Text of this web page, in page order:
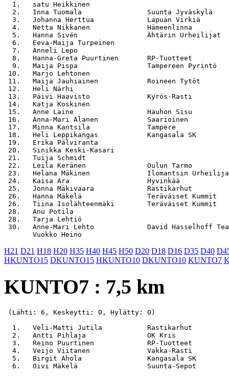
1.   satu Heikkinen
2.   Inna Tuomala                Suunta Jyväskylä
3.   Johanna Herttua             Lapuan Virkiä
4.   Netta Nikkanen              Hämeenlinna
5.   Hanna Sivén                 Ähtärin
6.   Eeva-Maija Turpeinen
7.   Anneli Lepo
8.   Hanna-Greta Puurtinen       RP-Tuotteet
9.   Maija Pispa                 Tampereen Pyrintö
10.   Marjo Lehtonen
11.   Maija Jauhiainen            Roineen Tytöt
12.   Heli Närhi
13.   Päivi Haavisto              Kyrös-Rasti
14.   Katja Koskinen
15.   Anne Laine                  Hauhon Sisu
16.   Anna-Mari Alanen            Saarioinen
17.   Minna Kantsila              Tampere
18.   Heli Leppikangas            Kangasala SK
19.   Erika Pälviranta
20.   Sinikka Keski-Kasari
21.   Tuija Schmidt
22.   Leila Keränen               Oulun Tarmo
23.   Helana Mäkinen              Ilomantsin
24.   Kaisa Ara                   Hyvinkää
25.   Jonna Mäkivaara             Rastikarhut
26.   Hanna Mäkelä                Teräväiset
26.   Tiina Isolähteenmäki        Teräväiset
28.   Anu Potila
28.   Tarja Lehtiö
30.   Anne-Mari Lehto             David Hasselhoff
H21 D21 H18 H20 H35 H40 H45 H50 D20 D18 D16 D35 D40
HKUNTO15 DKUNTO15 HKUNTO10 DKUNTO10 KUNTO7
KUNTO7 : 7,5 km
(Lähti: 6, Keskeytti: 0, Hylätty: 0)
1.   Veli-Matti Jutila           Rastikarhut
2.   Antti Pihlaja               OK Kris
3.   Reino Puurtinen             RP-Tuotteet
4.   Veijo Viitanen              Vakka-Rasti
5.   Birgit Ahola                Kangasala SK